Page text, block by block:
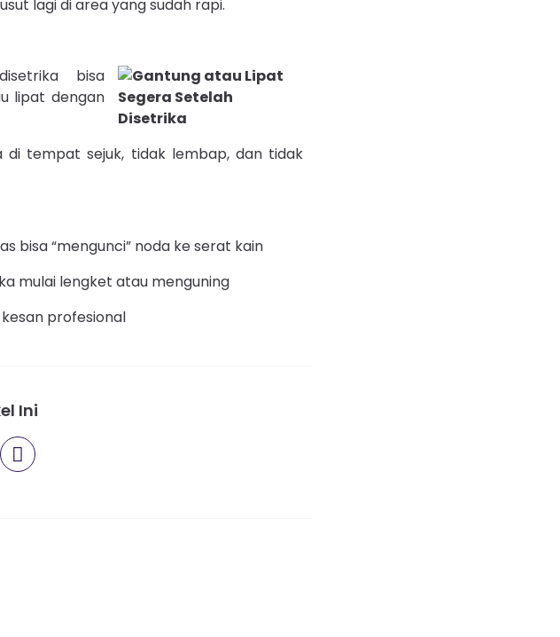
lagi di area yang sudah rapi.
bisa
lipat dengan
di tempat sejuk, tidak lembap, dan tidak
bisa “mengunci” noda ke serat kain
mulai lengket atau menguning
profesional
Ini